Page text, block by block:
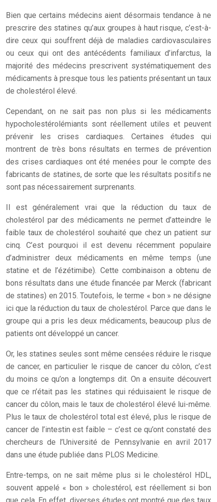
Bien que certains médecins aient désormais tendance à ne
prescrire des statines qu’aux groupes à haut risque, c’est-à-
dire ceux qui souffrent déjà de maladies cardiovasculaires
ou ceux qui ont des antécédents familiaux d’infarctus, la
majorité des médecins prescrivent systématiquement des
médicaments à presque tous les patients présentant un taux
de cholestérol élevé.
Cependant, on ne sait pas non plus si les médicaments
hypocholestérolémiants sont réellement utiles et peuvent
prévenir les crises cardiaques. Certaines études qui
montrent de très bons résultats en termes de prévention
des crises cardiaques ont été menées pour le compte des
fabricants de statines, de sorte que les résultats positifs ne
sont pas nécessairement surprenants.
Il est généralement vrai que la réduction du taux de
cholestérol par des médicaments ne permet d’atteindre le
faible taux de cholestérol souhaité que chez un patient sur
cinq. C’est pourquoi il est devenu récemment populaire
d’administrer deux médicaments en même temps (une
statine et de l’ézétimibe). Cette combinaison a obtenu de
bons résultats dans une étude financée par Merck (fabricant
de statines) en 2015. Toutefois, le terme « bon » ne désigne
ici que la réduction du taux de cholestérol. Parce que dans le
groupe qui a pris les deux médicaments, beaucoup plus de
patients ont développé un cancer.
Or, les statines seules sont même censées réduire le risque
de cancer, en particulier le risque de cancer du côlon, c’est
du moins ce qu’on a longtemps dit. On a ensuite découvert
que ce n’était pas les statines qui réduisaient le risque de
cancer du côlon, mais le taux de cholestérol élevé lui-même.
Plus le taux de cholestérol total est élevé, plus le risque de
cancer de l’intestin est faible – c’est ce qu’ont constaté des
chercheurs de l’Université de Pennsylvanie en avril 2017
dans une étude publiée dans PLOS Medicine.
Entre-temps, on ne sait même plus si le cholestérol HDL,
souvent appelé « bon » cholestérol, est réellement si bon